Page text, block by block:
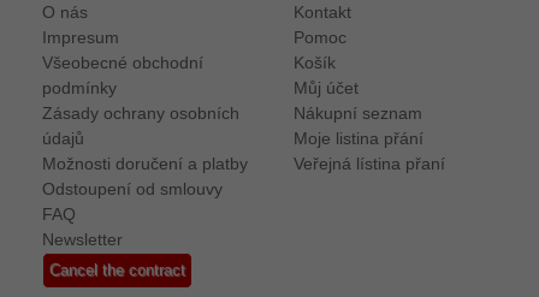
O nás
Impresum
Všeobecné obchodní
podmínky
Zásady ochrany osobních
údajů
Možnosti doručení a platby
Odstoupení od smlouvy
FAQ
Newsletter
Cancel the contract
Kontakt
Pomoc
Košík
Můj účet
Nákupní seznam
Moje listina přání
Veřejná lístina přaní